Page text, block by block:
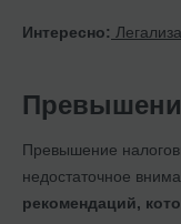
Интересно:
Превышение
недостаточное
рекомендаций,